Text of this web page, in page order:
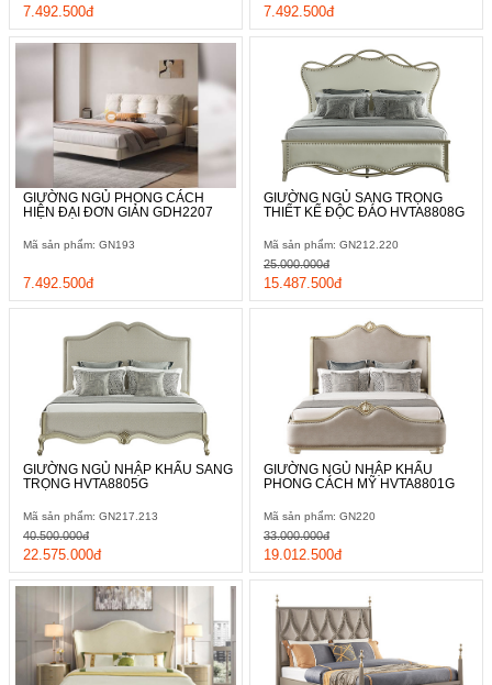
7.492.500đ 7.492.500đ
GIƯỜNG NGỦ PHONG CÁCH
HIỆN ĐẠI ĐƠN GIẢN GDH2207
Mã sản phẩm: GN193
7.492.500đ
GIƯỜNG NGỦ SANG TRỌNG
THIẾT KẾ ĐỘC ĐÁO HVTA8808G
Mã sản phẩm: GN212.220
15.487.500đ
25.000.000đ
GIƯỜNG NGỦ NHẬP KHẨU SANG
TRỌNG HVTA8805G
Mã sản phẩm: GN217.213
22.575.000đ
40.500.000đ
GIƯỜNG NGỦ NHẬP KHẨU
PHONG CÁCH MỸ HVTA8801G
Mã sản phẩm: GN220
19.012.500đ
33.000.000đ